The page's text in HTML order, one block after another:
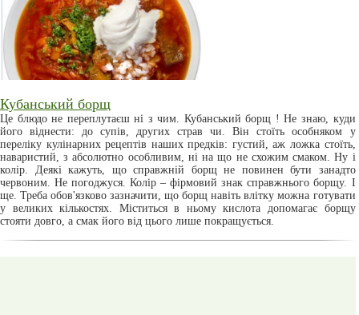
Кубанський борщ
Це блюдо не переплутаєш ні з чим. Кубанський борщ ! Не знаю, куди
його віднести: до супів, других страв чи. Він стоїть особняком у
переліку кулінарних рецептів наших предків: густий, аж ложка стоїть,
наваристий, з абсолютно особливим, ні на що не схожим смаком. Ну і
колір. Деякі кажуть, що справжній борщ не повинен бути занадто
червоним. Не погоджуся. Колір – фірмовий знак справжнього борщу. І
ще. Треба обов'язково зазначити, що борщ навіть влітку можна готувати
у великих кількостях. Міститься в ньому кислота допомагає борщу
стояти довго, а смак його від цього лише покращується.